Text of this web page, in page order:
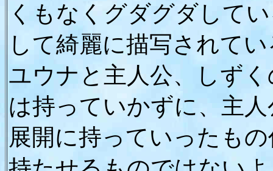
くもなくグダグダして
して綺麗に描写されて
ユウナと主人公、しず
は持っていかずに、主
展開に持っていったも